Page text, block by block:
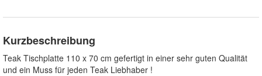
Kurzbeschreibung
Teak Tischplatte 110 x 70 cm gefertigt in einer sehr guten Qualität
und ein Muss für jeden Teak Liebhaber !